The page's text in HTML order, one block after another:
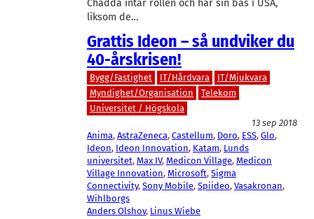
Chadda intar rollen och har sin bas i USA,
liksom de…
Grattis Ideon – så undviker du
40-årskrisen!
Bygg/Fastighet IT/Hårdvara
IT/Mjukvara
Myndighet/Organisation
Telekom
Universitet / Högskola
13 sep 2018
Anima, AstraZeneca, Castellum, Doro, ESS, Glo
Ideon, Ideon Innovation, Katam, Lunds
universitet, Max IV, Medicon Village, Medicon
Village Innovation, Microsoft, Sigma
Connectivity, Sony Mobile, Spiideo, Vasakronan
Wihlborgs
Anders Olshov, Linus Wiebe